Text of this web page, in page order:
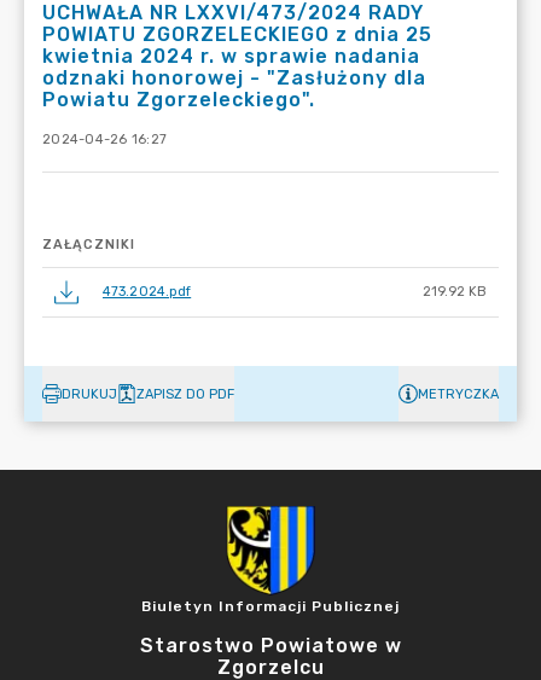
UCHWAŁA NR LXXVI/473/2024 RADY
POWIATU ZGORZELECKIEGO z dnia 25
kwietnia 2024 r. w sprawie nadania
odznaki honorowej - "Zasłużony dla
Powiatu Zgorzeleckiego".
2024-04-26 16:27
ZAŁĄCZNIKI
473.2024.pdf 219.92 KB
DRUKUJ ZAPISZ DO PDF METRYCZKA
Biuletyn Informacji Publicznej
Starostwo Powiatowe w
Zgorzelcu